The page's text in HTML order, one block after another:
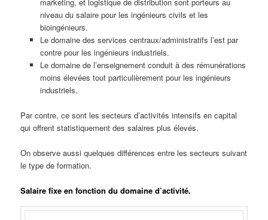
niveau du salaire pour les ingénieurs civils et les
bioingénieurs.
Le domaine des services centraux/administratifs l’est par
contre pour les ingénieurs industriels.
Le domaine de l’enseignement conduit à des rémunérations
moins élevées tout particulièrement pour les ingénieurs
industriels.
Par contre, ce sont les secteurs d’activités intensifs en capital
qui offrent statistiquement des salaires plus élevés.
On observe aussi quelques différences entre les secteurs suivant
le type de formation.
Salaire fixe en fonction du domaine d’activité.